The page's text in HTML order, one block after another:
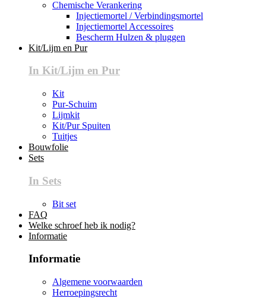
Chemische Verankering
Injectiemortel / Verbindingsmortel
Injectiemortel Accessoires
Bescherm Hulzen & pluggen
Kit/Lijm en Pur
In Kit/Lijm en Pur
Kit
Pur-Schuim
Lijmkit
Kit/Pur Spuiten
Tuitjes
Bouwfolie
Sets
In Sets
Bit set
FAQ
Welke schroef heb ik nodig?
Informatie
Informatie
Algemene voorwaarden
Herroepingsrecht